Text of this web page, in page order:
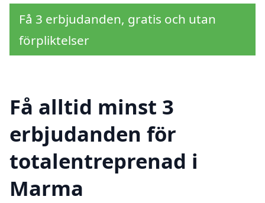
Få 3 erbjudanden, gratis och utan
förpliktelser
Få alltid minst 3
erbjudanden för
totalentreprenad i
Marma